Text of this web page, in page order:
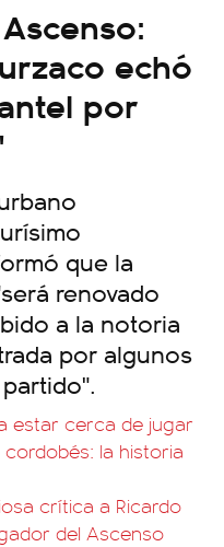
echó
por
que la
renovado
a la notoria
por algunos
estar cerca de jugar
la historia
crítica a Ricardo
del Ascenso